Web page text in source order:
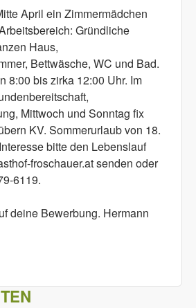
April ein Zimmermädchen
Gründliche
Haus,
Bettwäsche, WC und Bad.
8:00 bis zirka 12:00 Uhr. Im
Mittwoch und Sonntag fix
KV. Sommerurlaub von 18.
bitte den Lebenslauf
froschauer.at senden oder
6119.
deine Bewerbung. Hermann